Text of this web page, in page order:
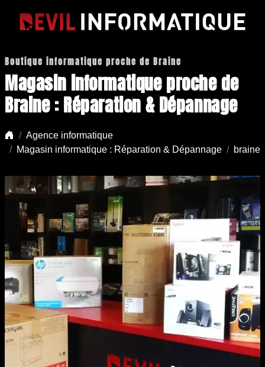
Boutique informatique proche de Braine
Magasin informatique proche de
Braine : Réparation & Dépannage
Agence informatique
Magasin informatique : Réparation & Dépannage
braine